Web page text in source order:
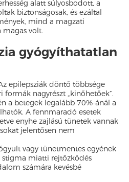
alatt súlyosbodott, a
biztonságosak, és ezáltal
mind a magzati
magas volt.
gyógyíthatatlan
epilepsziák döntő többsége
nagyrészt „kinőhetőek”.
a betegek legalább 70%-ánál a
A fennmaradó esetek
enyhe zajlású tünetek vannak
jelentősen nem
vagy tünetmentes egyének
stigma miatti rejtőzködés
számára kevésbé